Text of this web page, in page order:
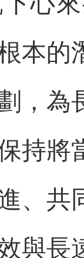
本的
，為
持將
、
與長